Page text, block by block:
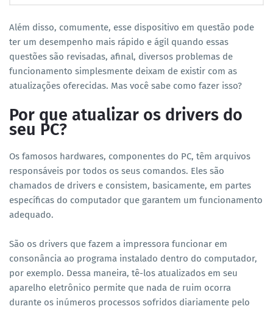
Além disso, comumente, esse dispositivo em questão pode
ter um desempenho mais rápido e ágil quando essas
questões são revisadas, afinal, diversos problemas de
funcionamento simplesmente deixam de existir com as
atualizações oferecidas. Mas você sabe como fazer isso?
Por que atualizar os drivers do
seu PC?
Os famosos hardwares, componentes do PC, têm arquivos
responsáveis por todos os seus comandos. Eles são
chamados de drivers e consistem, basicamente, em partes
específicas do computador que garantem um funcionamento
adequado.
São os drivers que fazem a impressora funcionar em
consonância ao programa instalado dentro do computador,
por exemplo. Dessa maneira, tê-los atualizados em seu
aparelho eletrônico permite que nada de ruim ocorra
durante os inúmeros processos sofridos diariamente pelo